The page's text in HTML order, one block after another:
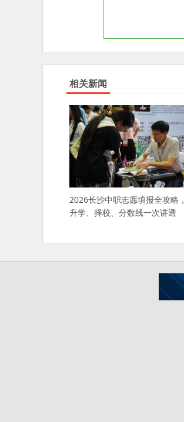
相关新闻
2026长沙中职志愿填报全攻略，
升学、择校、分数线一次讲透